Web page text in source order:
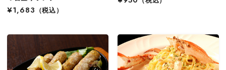
¥1,683
（税込）